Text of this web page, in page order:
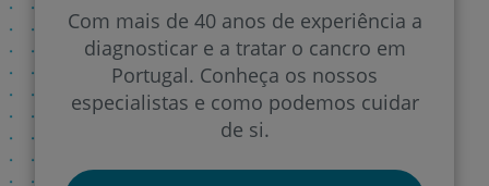
Com mais de 40 anos de experiência a
diagnosticar e a tratar o cancro em
Portugal. Conheça os nossos
especialistas e como podemos cuidar
de si.